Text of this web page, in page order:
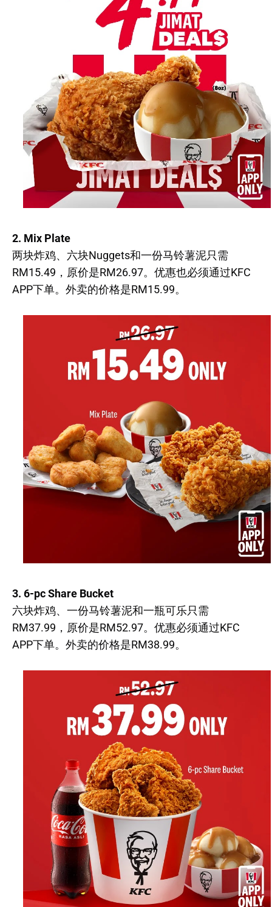
2. Mix Plate
两块炸鸡、六块Nuggets和一份马铃薯泥只需
RM15.49，原价是RM26.97。优惠也必须通过KFC
APP下单。外卖的价格是RM15.99。
3. 6-pc Share Bucket
六块炸鸡、一份马铃薯泥和一瓶可乐只需
RM37.99，原价是RM52.97。优惠必须通过KFC
APP下单。外卖的价格是RM38.99。